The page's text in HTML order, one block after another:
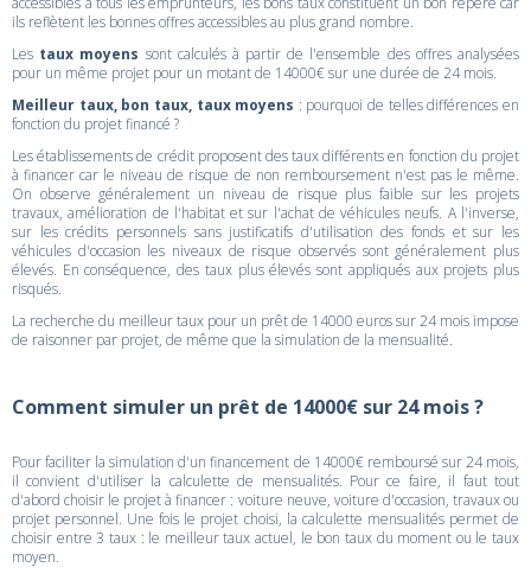
ils reflètent les bonnes offres accessibles au plus grand nombre.
Les taux moyens sont calculés à partir de l'ensemble des offres analysées
pour un même projet pour un motant de 14000€ sur une durée de 24 mois.
Meilleur taux, bon taux, taux moyens : pourquoi de telles différences en
fonction du projet financé ?
Les établissements de crédit proposent des taux différents en fonction du projet
à financer car le niveau de risque de non remboursement n'est pas le même.
On observe généralement un niveau de risque plus faible sur les projets
travaux, amélioration de l'habitat et sur l'achat de véhicules neufs. A l'inverse,
sur les crédits personnels sans justificatifs d'utilisation des fonds et sur les
véhicules d'occasion les niveaux de risque observés sont généralement plus
élevés. En conséquence, des taux plus élevés sont appliqués aux projets plus
risqués.
La recherche du meilleur taux pour un prêt de 14000 euros sur 24 mois impose
de raisonner par projet, de même que la simulation de la mensualité.
Comment simuler un prêt de 14000€ sur 24 mois ?
Pour faciliter la simulation d'un financement de 14000€ remboursé sur 24 mois,
il convient d'utiliser la calculette de mensualités. Pour ce faire, il faut tout
d'abord choisir le projet à financer : voiture neuve, voiture d'occasion, travaux ou
projet personnel. Une fois le projet choisi, la calculette mensualités permet de
choisir entre 3 taux : le meilleur taux actuel, le bon taux du moment ou le taux
moyen.